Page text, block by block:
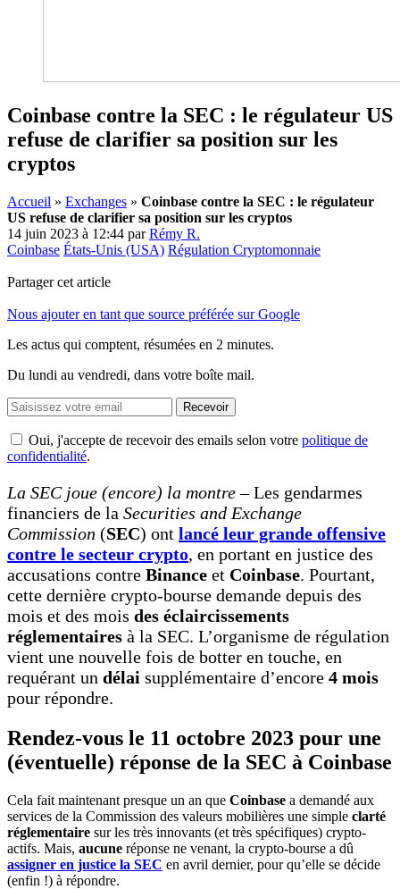
Coinbase contre la SEC : le régulateur US
refuse de clarifier sa position sur les
cryptos
Accueil » Exchanges » Coinbase contre la SEC : le régulateur
US refuse de clarifier sa position sur les cryptos
14 juin 2023 à 12:44 parRémy R.
Coinbase États-Unis (USA) Régulation Cryptomonnaie
Partager cet article
Nous ajouter en tant que source préférée sur Google
Les actus qui comptent, résumées en 2 minutes.
Du lundi au vendredi, dans votre boîte mail.
Recevoir
Oui, j'accepte de recevoir des emails selon votre politique de
confidentialité.
La SEC joue (encore) la montre– Les gendarmes
financiers de la Securities and Exchange
Commission (SEC) ont lancé leur grande offensive
contre le secteur crypto, en portant en justice des
accusations contre Binance et Coinbase. Pourtant,
cette dernière crypto-bourse demande depuis des
mois et des mois des éclaircissements
réglementaires à la SEC. L’organisme de régulation
vient une nouvelle fois de botter en touche, en
requérant un délai supplémentaire d’encore 4 mois
pour répondre.
Rendez-vous le 11 octobre 2023 pour une
(éventuelle) réponse de la SEC à Coinbase
Cela fait maintenant presque un an que Coinbase a demandé aux
services de la Commission des valeurs mobilières une simple clarté
réglementaire sur les très innovants (et très spécifiques) crypto-
actifs. Mais, aucune réponse ne venant, la crypto-bourse a dû
assigner en justice la SEC en avril dernier, pour qu’elle se décide
(enfin !) à répondre.